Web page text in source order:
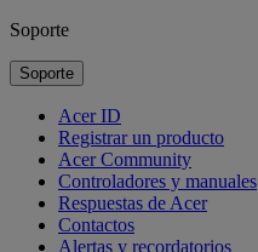
Soporte
Soporte
Acer ID
Registrar un producto
Acer Community
Controladores y manuales
Respuestas de Acer
Contactos
Alertas y recordatorios